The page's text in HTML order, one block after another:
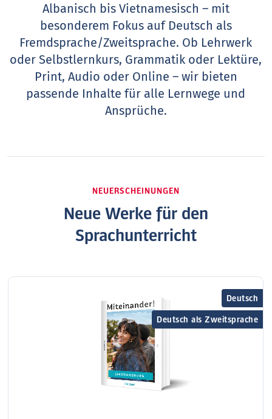
Albanisch bis Vietnamesisch – mit
besonderem Fokus auf Deutsch als
Fremdsprache/Zweitsprache. Ob Lehrwerk
oder Selbstlernkurs, Grammatik oder Lektüre,
Print, Audio oder Online – wir bieten
passende Inhalte für alle Lernwege und
Ansprüche.
NEUERSCHEINUNGEN
Neue Werke für den
Sprachunterricht
Deutsch
Deutsch als Zweitsprache